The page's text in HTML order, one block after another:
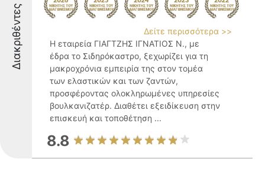
Διακριθέντες
Δείτε περισσότερα >>
Η εταιρεία ΓΙΑΓΤΖΗΣ ΙΓΝΑΤΙΟΣ Ν., με
έδρα το Σιδηρόκαστρο, ξεχωρίζει για τη
μακροχρόνια εμπειρία της στον τομέα
των ελαστικών και των ζαντών,
προσφέροντας ολοκληρωμένες υπηρεσίες
βουλκανιζατέρ. Διαθέτει εξειδίκευση στην
επισκευή και τοποθέτηση ...
8.8